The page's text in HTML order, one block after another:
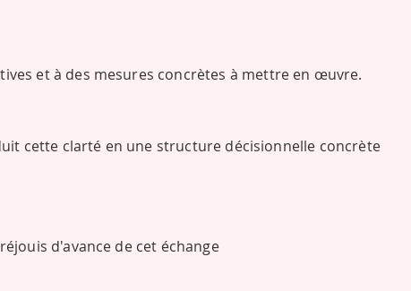
et à des mesures concrètes à mettre en œuvre.
cette clarté en une structure décisionnelle concrète
d'avance de cet échange